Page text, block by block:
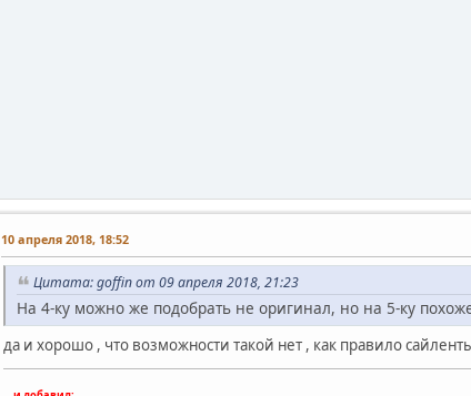
10 апреля 2018, 18:52
Цитата: goffin от 09 апреля 2018, 21:23
На 4-ку можно же подобрать не оригинал, но на 5-ку
да и хорошо , что возможности такой нет , как правило